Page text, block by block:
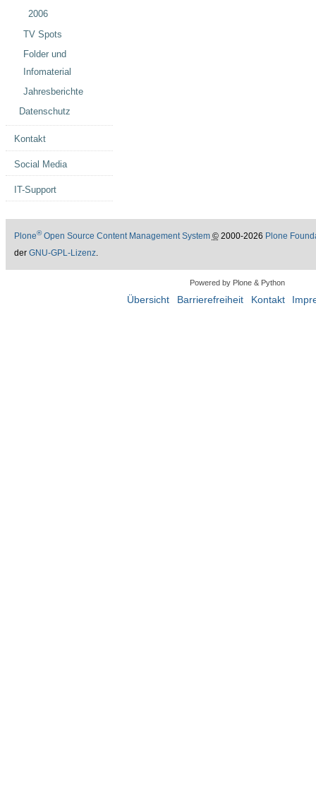
2006
TV Spots
Folder und
Infomaterial
Jahresberichte
Datenschutz
Kontakt
Social Media
IT-Support
Plone®Open Source Content Management System ©2000-2026 Plone
der GNU-GPL-Lizenz.
Powered by Plone & Python
Übersicht Barrierefreiheit Kontakt